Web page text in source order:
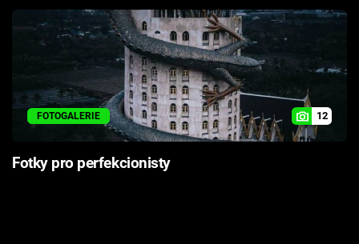
Sledujte prima+
Přihlášení
Sledujte nás
FOTOGALERIE 12
Fotky pro perfekcionisty